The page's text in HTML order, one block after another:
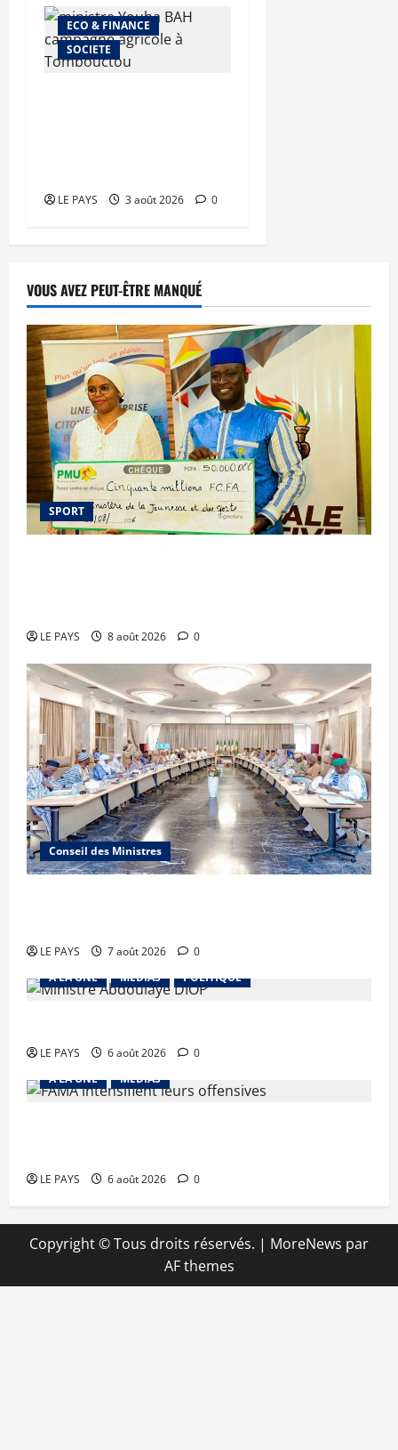
ECO & FINANCE
SOCIETE
LE PAYS 3 août 2026 0
VOUS AVEZ PEUT-ÊTRE MANQUÉ
SPORT
LE PAYS 8 août 2026 0
Conseil des Ministres
LE PAYS 7 août 2026
0
A LA UNE
MEDIAS POLITIQUE
LE PAYS 6 août 2026
0
A LA UNE
MEDIAS
LE PAYS 6 août 2026 0
Copyright © Tous droits réservés. | MoreNews par
AF themes